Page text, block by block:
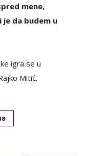
mene,
je da budem u
igra se u
Mitić.